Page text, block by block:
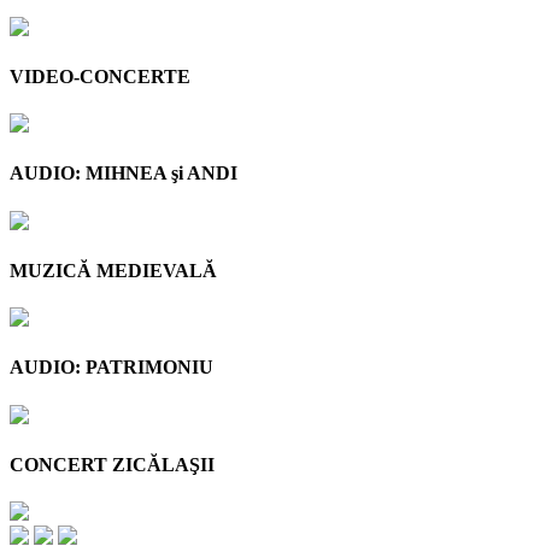
VIDEO-CONCERTE
AUDIO: MIHNEA şi ANDI
MUZICĂ MEDIEVALĂ
AUDIO: PATRIMONIU
CONCERT ZICĂLAŞII